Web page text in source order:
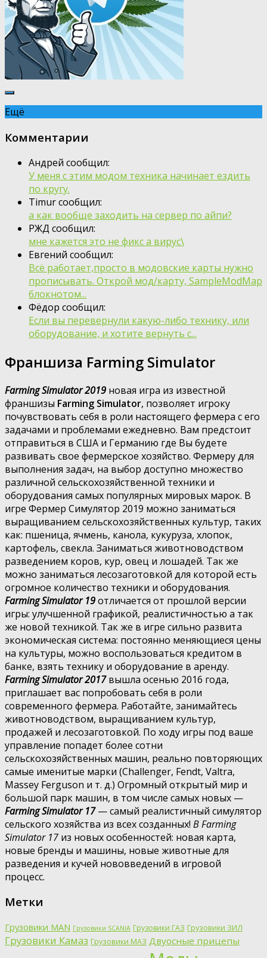
Ещё
Комментарии
Андрей сообщил:
У меня с этим модом техника начинает ездить
по кругу.
Timur сообщил:
а как вообще заходить на сервер по айпи?
РЖД сообщил:
мне кажется это не фикс а вирус\
Евгений сообщил:
Всё работает,просто в модовские карты нужно
прописывать. Открой мод/карту, SampleModMap
блокнотом...
Фёдор сообщил:
Если вы перевернули какую-либо технику, или
оборудование, и хотите вернуть с...
Франшиза Farming Simulator
Farming Simulator 2019 новая игра из известной
франшизы Farming Simulator, позволяет игроку
почувствовать себя в роли настоящего фермера с его
задачами и проблемами ежедневно. Вам предстоит
отправиться в США и Германию где Вы будете
развивать свое фермерское хозяйство. Фермеру для
выполнения задач, на выбор доступно множество
различной сельскохозяйственной техники и
оборудования самых популярных мировых марок. В
игре Фермер Симулятор 2019 можно заниматься
выращиванием сельскохозяйственных культур, таких
как: пшеница, ячмень, канола, кукуруза, хлопок,
картофель, свекла. Заниматься животноводством
разведением коров, кур, овец и лошадей. Так же
можно заниматься лесозаготовкой для которой есть
огромное количество техники и оборудования.
Farming Simulator 19отличается от прошлой версии
игры: улучшенной графикой, реалистичностью а так
же новой техникой. Так же в игре сильно развита
экономическая система: постоянно меняющиеся цены
на культуры, можно воспользоваться кредитом в
банке, взять технику и оборудование в аренду.
Farming Simulator 2017вышла осенью 2016 года,
приглашает вас попробовать себя в роли
современного фермера. Работайте, занимайтесь
животноводством, выращиванием культур,
продажей и лесозаготовкой. По ходу игры под ваше
управление попадет более сотни
сельскохозяйственных машин, реально повторяющих
самые именитые марки (Challenger, Fendt, Valtra,
Massey Ferguson и т. д.) Огромный открытый мир и
большой парк машин, в том числе самых новых —
Farming Simulator 17 — самый реалистичный симулятор
сельского хозяйства из всех созданных! В Farming
Simulator 17 из новых особенностей: новая карта,
новые бренды и машины, новые животные для
разведения и кучей нововведений в игровой
процесс.
Метки
Грузовики MAN Грузовики SCANIA Грузовики ГАЗ Грузовики ЗИЛ
Грузовики Камаз Грузовики МАЗ Двуосные прицепы